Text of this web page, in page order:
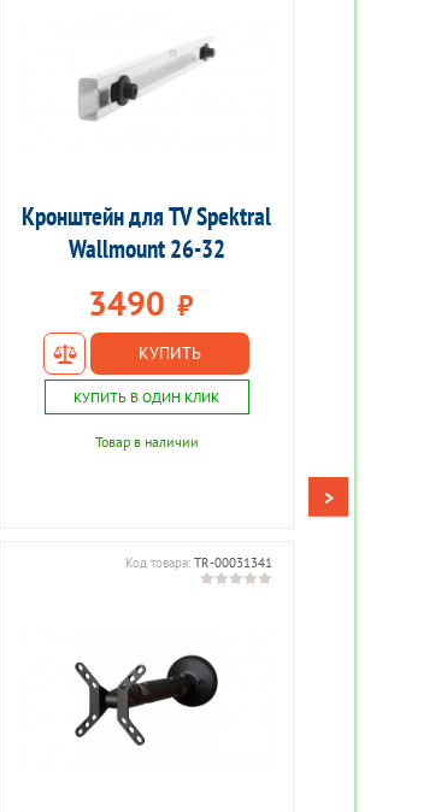
Кронштейн для TV Spektral
Wallmount 26-32
3490 ₽
КУПИТЬ
КУПИТЬ В ОДИН КЛИК
Товар в наличии
Код товара: TR-00031341
>
TV BBK DA20